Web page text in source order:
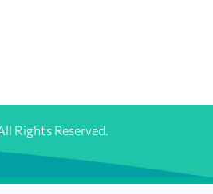
Rights Reserved.